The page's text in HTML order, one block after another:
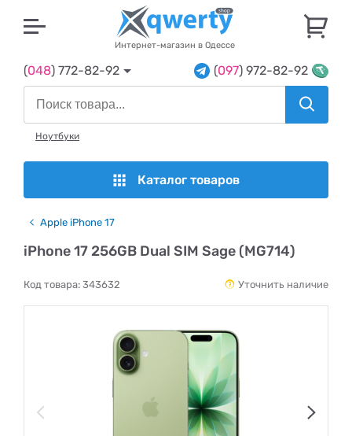
Интернет-магазин в Одессе
(048) 772-82-92 (097) 972-82-92
Ноутбуки
Каталог товаров
Apple iPhone 17
iPhone 17 256GB Dual SIM Sage (MG714)
Код товара: 343632 Уточнить наличие